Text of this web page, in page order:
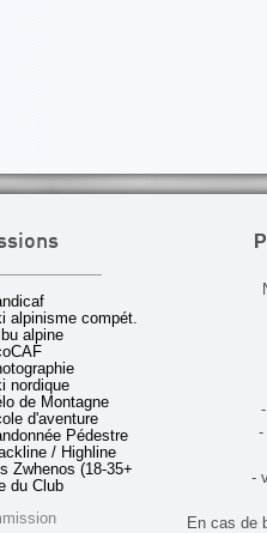
alpinisme compét.
alpine
nordique
de Montagne
d'aventure
Pédestre
/ Highline
Zwhenos (18-35+ ans)
du Club
-
-
En cas de